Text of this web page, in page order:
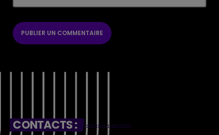
CONTACTS :